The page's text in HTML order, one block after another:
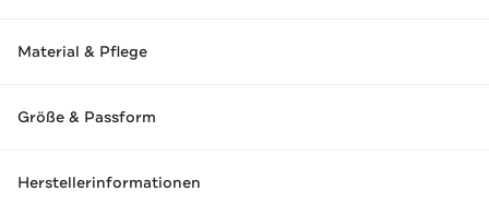
Material & Pflege
Größe & Passform
Herstellerinformationen